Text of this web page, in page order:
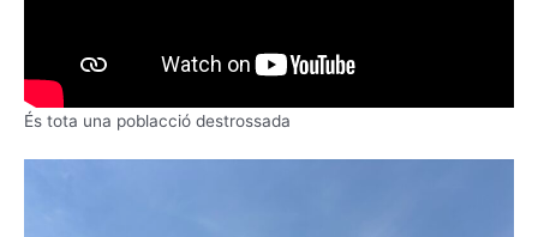
És tota una poblacció destrossada